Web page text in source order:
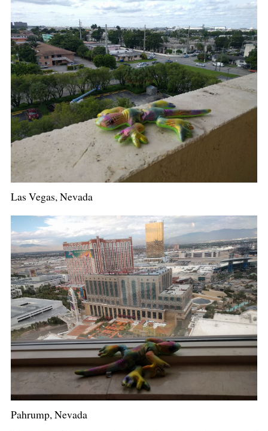
Las Vegas, Nevada
Pahrump, Nevada